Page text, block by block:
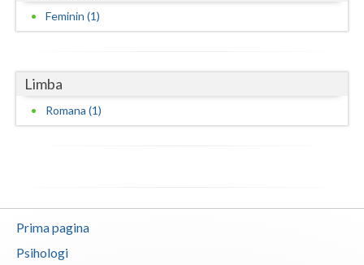
Feminin (1)
Limba
Romana (1)
Prima pagina
Psihologi